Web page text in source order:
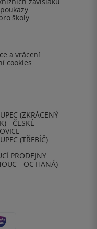
školy
a vrácení
cookies
(ZKRÁCENÝ
- ČESKÉ
(TŘEBÍČ)
PRODEJNY
- OC HANÁ)